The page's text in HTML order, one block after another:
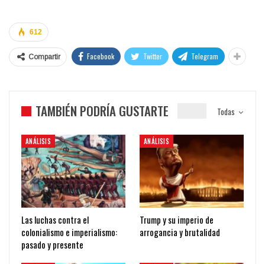
612
Compartir Facebook Twitter Telegram
Todas
TAMBIÉN PODRÍA GUSTARTE
ANÁLISIS
Las luchas contra el
colonialismo e imperialismo:
pasado y presente
ANÁLISIS
Trump y su imperio de
arrogancia y brutalidad